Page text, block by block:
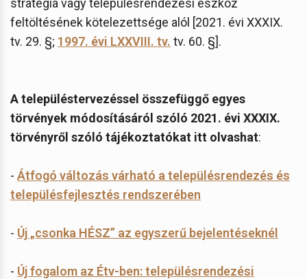
feltöltésének kötelezettsége alól [2021. évi XXXIX.
tv. 29. §; 1997. évi LXXVIII. tv. tv. 60. §].
A településtervezéssel összefüggő egyes
törvények módosításáról szóló 2021. évi XXXIX.
törvényről szóló tájékoztatókat itt olvashat:
- Átfogó változás várható a településrendezés és
településfejlesztés rendszerében
- Új „csonka HÉSZ” az egyszerű bejelentéseknél
- Új fogalom az Étv-ben: településrendezési